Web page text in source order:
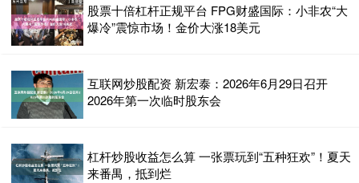
股票十倍杠杆正规平台 FPG财盛国际：小非农“大
爆冷”震惊市场！金价大涨18美元
互联网炒股配资 新宏泰：2026年6月29日召开
2026年第一次临时股东会
杠杆炒股收益怎么算 一张票玩到“五种狂欢”！夏天
来番禺，抵到烂